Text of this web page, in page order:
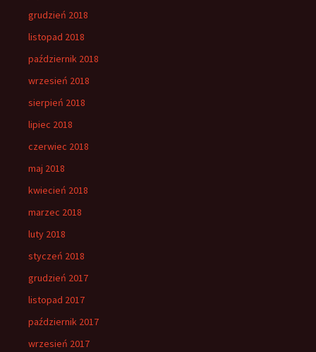
grudzień 2018
listopad 2018
październik 2018
wrzesień 2018
sierpień 2018
lipiec 2018
czerwiec 2018
maj 2018
kwiecień 2018
marzec 2018
luty 2018
styczeń 2018
grudzień 2017
listopad 2017
październik 2017
wrzesień 2017